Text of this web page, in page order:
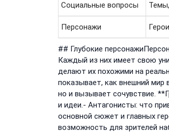
Социальные вопросы
Персонажи
## Глубокие
Каждый из них имеет свою
делают их похожими на
показывает, как внешний мир
но и вызывает сочувствие.
и идеи.- Антагонисты: что
основной сюжет и главных
возможность для зрителей